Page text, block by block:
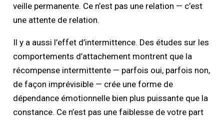
veille permanente. Ce n’est pas une relation — c’est
une attente de relation.
Il y a aussi l’effet d’intermittence. Des études sur les
comportements d’attachement montrent que la
récompense intermittente — parfois oui, parfois non,
de façon imprévisible — crée une forme de
dépendance émotionnelle bien plus puissante que la
constance. Ce n’est pas une faiblesse de votre part